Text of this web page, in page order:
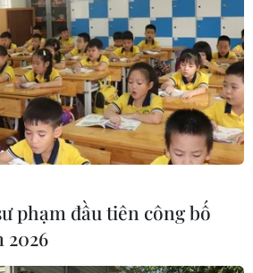
Độ #Biên giới
Ấn Độ
phạm đầu tiên công bố
2026